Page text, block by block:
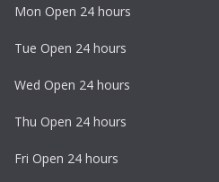
Mon Open 24 hours
Tue Open 24 hours
Wed Open 24 hours
Thu Open 24 hours
Fri Open 24 hours